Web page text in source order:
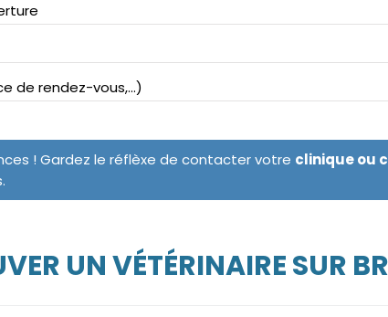
de rendez-vous,...)
! Gardez le réflèxe de contacter votre clinique ou
UN VÉTÉRINAIRE SUR